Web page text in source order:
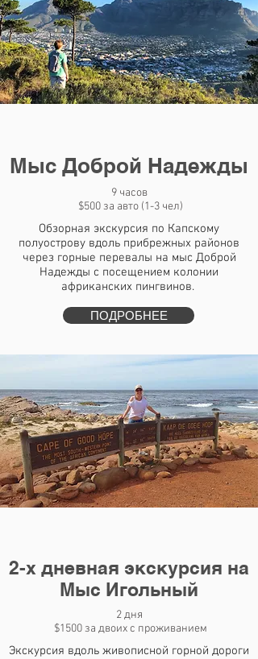
Мыс Доброй Надежды
9 часов
$500 за авто (1-3 чел)
Обзорная экскурсия по Капскому
полуострову вдоль прибрежных районов
через горные перевалы на мыс Доброй
Надежды с посещением колонии
африканских пингвинов.
ПОДРОБНЕЕ
2-х дневная экскурсия на
Мыс Игольный
2 дня
$1500 за двоих с проживанием
Экскурсия вдоль живописной горной дороги